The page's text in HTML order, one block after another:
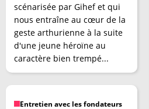
scénarisée par Gihef et qui
nous entraîne au cœur de la
geste arthurienne à la suite
d'une jeune héroïne au
caractère bien trempé...
Entretien avec les fondateurs